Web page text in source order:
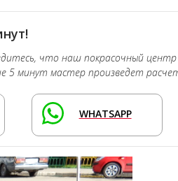
что наш покрасочный
5 минут мастер произведет
WHATSAPP